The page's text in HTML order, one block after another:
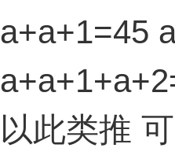
a+a+1=45
以此类推